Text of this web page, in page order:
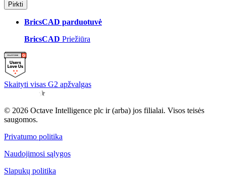
Pirkti
BricsCAD parduotuvė
BricsCAD Priežiūra
Skaityti visas G2 apžvalgas
© 2026 Octave Intelligence plc ir (arba) jos filialai. Visos teisės
saugomos.
Privatumo politika
Naudojimosi sąlygos
Slapukų politika